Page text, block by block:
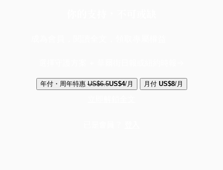
年付・周年特惠 US$6.5US$4/月 月付 US$8/月